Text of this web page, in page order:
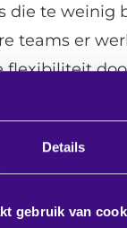
Details
gebruik van
die te weinig
teams er
flexibiliteit
die onnodig